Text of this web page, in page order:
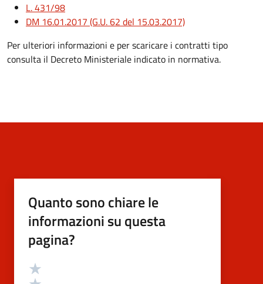
L. 431/98
DM 16.01.2017 (G.U. 62 del 15.03.2017)
Per ulteriori informazioni e per scaricare i contratti tipo
consulta il Decreto Ministeriale indicato in normativa.
Quanto sono chiare le
informazioni su questa
pagina?
Valutazione